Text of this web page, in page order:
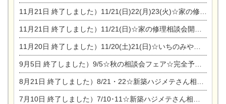
11月21日 終了しました）11/21(日)22(月)23(火)☆家の修理まつり＆増改築リフォーム相談会
11月21日 終了しました）11/21(日)☆家の修理相談会開催 in 扶桑オークビレッジ
11月20日 終了しました）11/20(土)21(日)☆いちのみや逸品市に出店します【ひのきのバラ販売】
9月5日 終了しました）9/5☆秋の相談会フェア☆完全予約制
8月21日 終了しました）8/21・22☆新築ハジメテさん相談会 『集まれ！農地に家を建てたい人！』
7月10日 終了しました）7/10･11☆新築ハジメテさん相談会 『集まれ！農地に家を建てたい人！』完全予約制